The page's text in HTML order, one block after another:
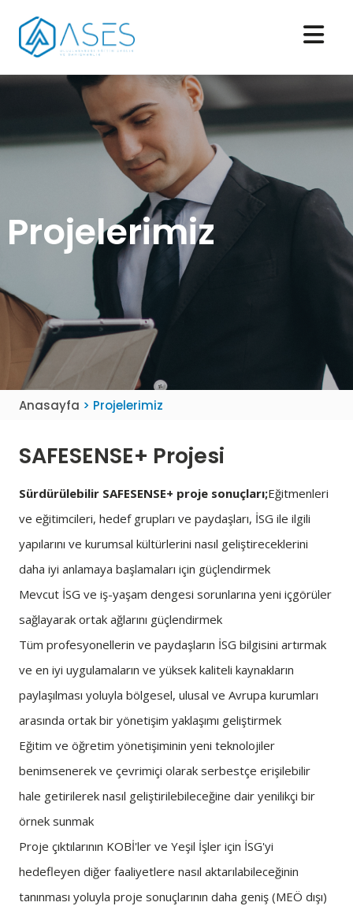
Projelerimiz
Anasayfa > Projelerimiz
SAFESENSE+ Projesi
Sürdürülebilir SAFESENSE+ proje sonuçları;Eğitmenleri
ve eğitimcileri, hedef grupları ve paydaşları, İSG ile ilgili
yapılarını ve kurumsal kültürlerini nasıl geliştireceklerini
daha iyi anlamaya başlamaları için güçlendirmek
Mevcut İSG ve iş-yaşam dengesi sorunlarına yeni içgörüler
sağlayarak ortak ağlarını güçlendirmek
Tüm profesyonellerin ve paydaşların İSG bilgisini artırmak
ve en iyi uygulamaların ve yüksek kaliteli kaynakların
paylaşılması yoluyla bölgesel, ulusal ve Avrupa kurumları
arasında ortak bir yönetişim yaklaşımı geliştirmek
Eğitim ve öğretim yönetişiminin yeni teknolojiler
benimsenerek ve çevrimiçi olarak serbestçe erişilebilir
hale getirilerek nasıl geliştirilebileceğine dair yenilikçi bir
örnek sunmak
Proje çıktılarının KOBİ'ler ve Yeşil İşler için İSG'yi
hedefleyen diğer faaliyetlere nasıl aktarılabileceğinin
tanınması yoluyla proje sonuçlarının daha geniş (MEÖ dışı)